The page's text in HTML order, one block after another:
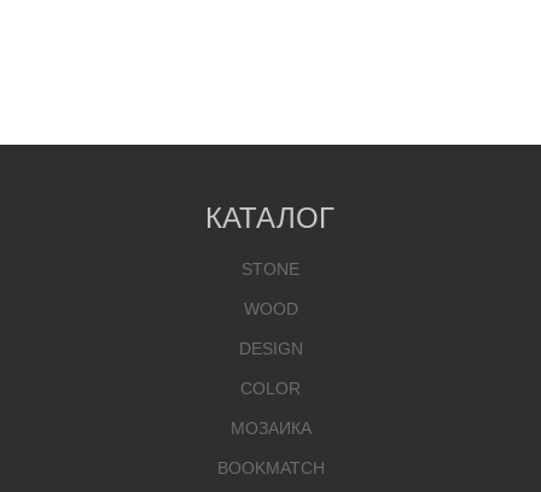
КАТАЛОГ
STONE
WOOD
DESIGN
COLOR
МОЗАИКА
BOOKMATCH